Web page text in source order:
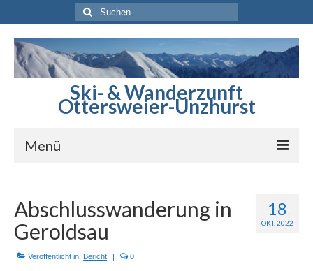
Suchen
nach:
Ski- & Wanderzunft
Ottersweier-Unzhurst
Menü
Berichte
Sommerprogramm
18
OKT. 2022
Abschlusswanderung in
Geroldsau
Veröffentlicht in: Bericht 0